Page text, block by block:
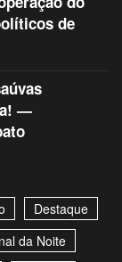
de
—
Destaque
da Noite